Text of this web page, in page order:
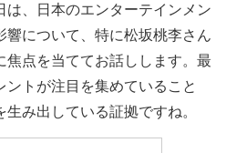
は、日本のエンターテインメン
響について、特に松坂桃李さん
焦点を当ててお話しします。最
トが注目を集めていること
み出している証拠ですね。